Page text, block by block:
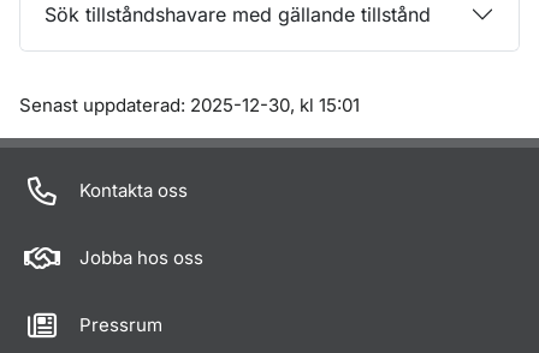
Sök tillståndshavare med gällande tillstånd
Om sidan
Senast uppdaterad: 2025-12-30, kl 15:01
Kontakta oss
Jobba hos oss
Pressrum